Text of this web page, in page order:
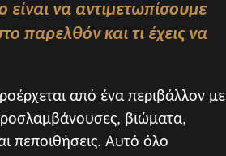
είναι να αντιμετωπίσουμε
παρελθόν και τι έχεις να
από ένα περιβάλλον με
βιώματα,
πεποιθήσεις. Αυτό όλο